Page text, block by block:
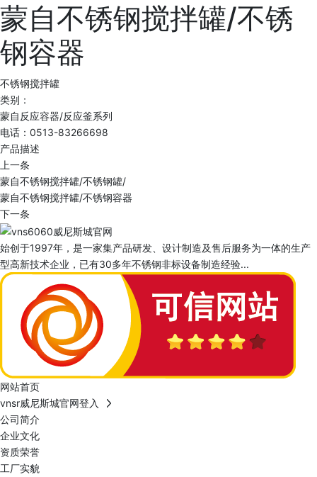
蒙自不锈钢搅拌罐/不锈
钢容器
不锈钢搅拌罐
类别：
蒙自反应容器/反应釜系列
电话：0513-83266698
产品描述
上一条
蒙自不锈钢搅拌罐/不锈钢罐/
蒙自不锈钢搅拌罐/不锈钢容器
下一条
始创于1997年，是一家集产品研发、设计制造及售后服务为一体的生产
型高新技术企业，已有30多年不锈钢非标设备制造经验...
网站首页
vnsr威尼斯城官网登入
公司简介
企业文化
资质荣誉
工厂实貌